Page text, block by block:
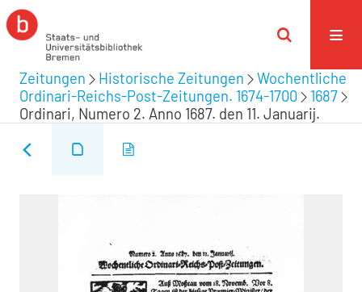
Zeitungen Historische Zeitungen
Wochentliche
Ordinari-Reichs-Post-Zeitungen. 1674-1700
1687
Ordinari, Numero 2. Anno 1687. den 11. Januarij.